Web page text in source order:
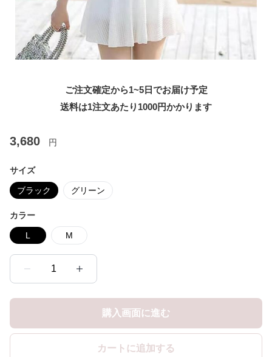
ご注文確定から1~5日でお届け予定
送料は1注文あたり 1000円かかります
3,680 円
サイズ
ブラック グリーン
カラー
L M
1
購入画面に進む
カートに追加する